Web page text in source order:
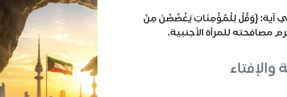
آية: {وَقُلْ لِلْمُؤْمِنَاتِ يَغْضُضْنَ مِنْ
مصافحته للمرأة الأجنبية.
والإفتاء